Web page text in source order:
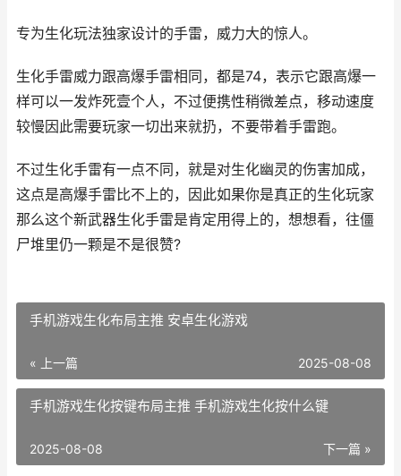
专为生化玩法独家设计的手雷，威力大的惊人。
生化手雷威力跟高爆手雷相同，都是74，表示它跟高爆一
样可以一发炸死壹个人，不过便携性稍微差点，移动速度
较慢因此需要玩家一切出来就扔，不要带着手雷跑。
不过生化手雷有一点不同，就是对生化幽灵的伤害加成，
这点是高爆手雷比不上的，因此如果你是真正的生化玩家
那么这个新武器生化手雷是肯定用得上的，想想看，往僵
尸堆里仍一颗是不是很赞?
手机游戏生化布局主推 安卓生化游戏
« 上一篇 2025-08-08
手机游戏生化按键布局主推 手机游戏生化按什么键
下一篇 »
2025-08-08